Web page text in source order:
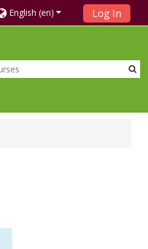
English ‎(en)‎ Log In